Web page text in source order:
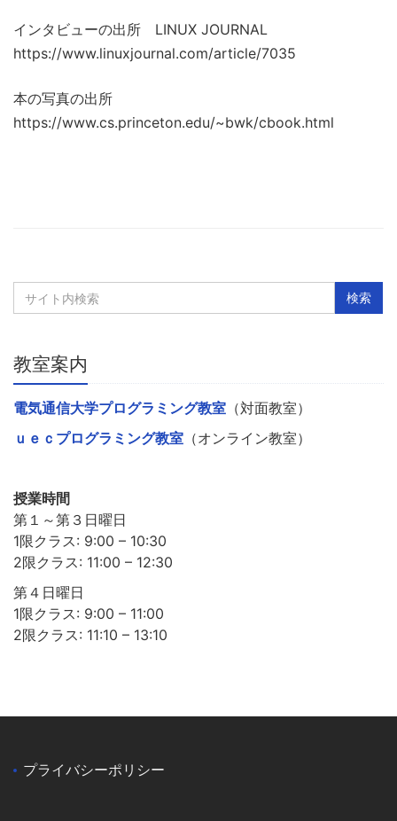
インタビューの出所 LINUX JOURNAL
https://www.linuxjournal.com/article/7035
本の写真の出所
https://www.cs.princeton.edu/~bwk/cbook.html
教室案内
電気通信大学プログラミング教室 （対面教室）
ｕｅｃプログラミング教室 （オンライン教室）
授業時間
第１～第３日曜日
1限クラス: 9:00 – 10:30
2限クラス: 11:00 – 12:30
第４日曜日
1限クラス: 9:00 – 11:00
2限クラス: 11:10 – 13:10
プライバシーポリシー